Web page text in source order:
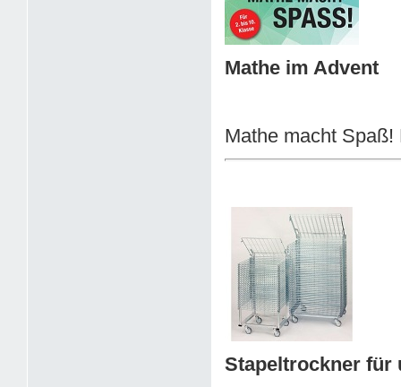
Mathe im Advent
Mathe macht
Stapeltrockner für